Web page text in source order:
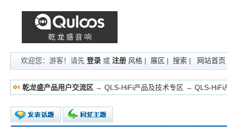
欢迎您：游客！请先登录 或注册 风格 | 展区 |搜索 | 网站首页
乾龙盛产品用户交流区 →QLS-HiFi产品及技术专区 →QLS-HiFi